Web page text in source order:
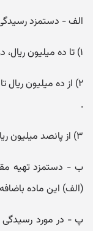
الف - دستمزد
۱) تا ده میلیون ریال، دو درصد (بیست در هزار)
۲) از ده میلیون ریال
.
۳) از پانصد میلیون ریال به بالا، ۵ در هزار .
ب - دستمزد تهیه
(الف) این ماده
پ - در مورد رسیدگی